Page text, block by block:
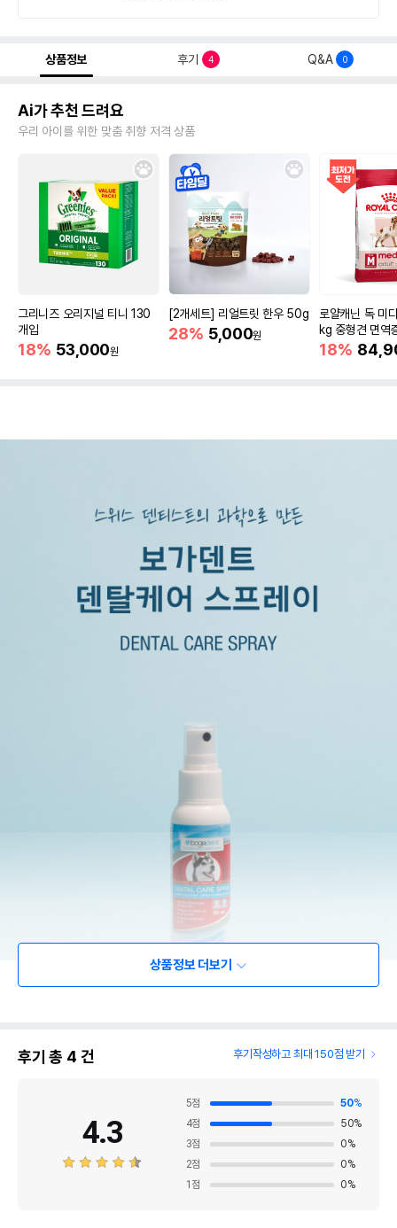
상품정보 후기 4 Q&A 0
Ai가 추천 드려요
우리 아이를 위한 맞춤 취향 저격 상품
그리니즈 오리지널 티니 130
개입
18% 53,000원
[2개세트] 리얼트릿 한우 50g
28% 5,000원
로얄캐닌 독 미
kg 중형견 면역
18%
상품정보 더보기
후기 총 4 건 후기작성하고 최대 150점 받기
4.3
5점 50%
4점 50%
3점 0%
2점 0%
1 점 0%